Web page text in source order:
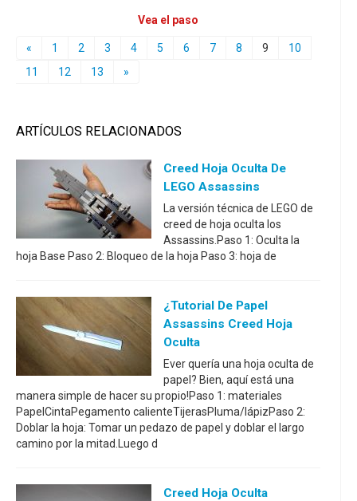
Vea el paso
« 1 2 3 4 5 6 7 8 9
10
11
12 13 »
ARTÍCULOS RELACIONADOS
Creed Hoja Oculta De
LEGO Assassins
La versión técnica de LEGO de
creed de hoja oculta los
Assassins.Paso 1: Oculta la
hoja Base Paso 2: Bloqueo de la hoja Paso 3: hoja de
¿Tutorial De Papel
Assassins Creed Hoja
Oculta
Ever quería una hoja oculta de
papel? Bien, aquí está una
manera simple de hacer su propio!Paso 1: materiales
PapelCintaPegamento calienteTijerasPluma/lápizPaso 2:
Doblar la hoja: Tomar un pedazo de papel y doblar el largo
camino por la mitad.Luego d
Creed Hoja Oculta